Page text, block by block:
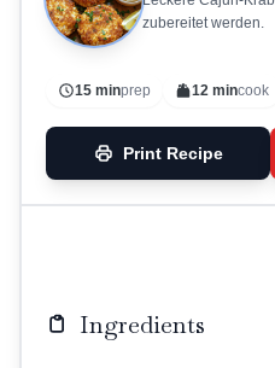
zubereitet werden.
15 minprep 12 mincook
Print Recipe
Ingredients